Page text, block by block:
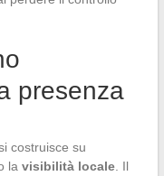
presenza
costruisce su
la visibilità locale. Il